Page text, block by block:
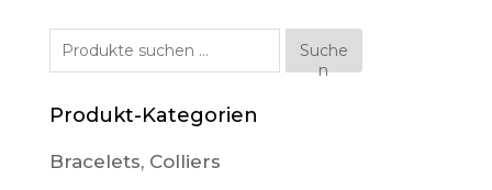
Suche
nach:
Suche
n
Produkt-Kategorien
Bracelets, Colliers